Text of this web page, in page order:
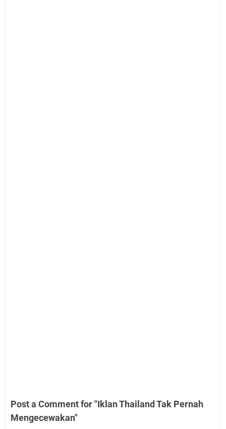
Post a Comment for "Iklan Thailand Tak Pernah
Mengecewakan"